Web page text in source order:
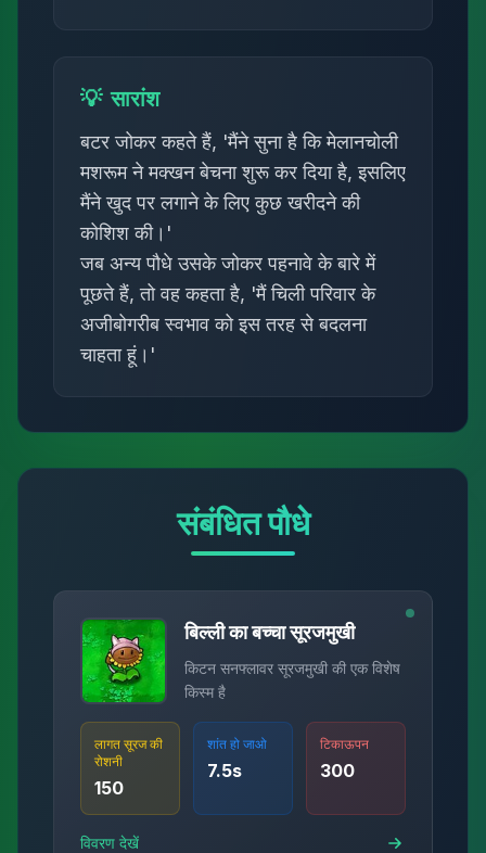
💡 सारांश
बटर जोकर कहते हैं, 'मैंने सुना है कि मेलानचोली
मशरूम ने मक्खन बेचना शुरू कर दिया है, इसलिए
मैंने खुद पर लगाने के लिए कुछ खरीदने की
कोशिश की।'
जब अन्य पौधे उसके जोकर पहनावे के बारे में
पूछते हैं, तो वह कहता है, 'मैं चिली परिवार के
अजीबोगरीब स्वभाव को इस तरह से बदलना
चाहता हूं।'
संबंधित पौधे
बिल्ली का बच्चा सूरजमुखी
किटन सनफ्लावर सूरजमुखी की एक विशेष
किस्म है
लागत सूरज की
रोशनी
150
शांत हो जाओ
7.5s
टिकाऊपन
300
विवरण देखें